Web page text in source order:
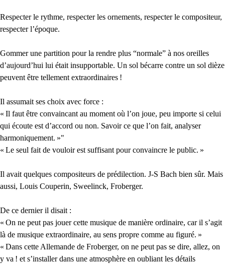
Respecter le rythme, respecter les ornements, respecter le compositeur,
respecter l’époque.
Gommer une partition pour la rendre plus “normale” à nos oreilles
d’aujourd’hui lui était insupportable. Un sol bécarre contre un sol dièze
peuvent être tellement extraordinaires !
Il assumait ses choix avec force :
« Il faut être convaincant au moment où l’on joue, peu importe si celui
qui écoute est d’accord ou non. Savoir ce que l’on fait, analyser
harmoniquement. »"
« Le seul fait de vouloir est suffisant pour convaincre le public. »
Il avait quelques compositeurs de prédilection. J-S Bach bien sûr. Mais
aussi, Louis Couperin, Sweelinck, Froberger.
De ce dernier il disait :
« On ne peut pas jouer cette musique de manière ordinaire, car il s’agit
là de musique extraordinaire, au sens propre comme au figuré. »
« Dans cette Allemande de Froberger, on ne peut pas se dire, allez, on
y va ! et s’installer dans une atmosphère en oubliant les détails